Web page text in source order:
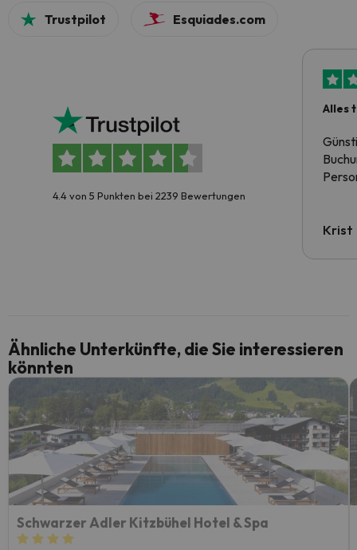
Trustpilot Esquiades.com
4.4 von 5 Punkten bei 2239 Bewertungen
Alles
Krist
Ähnliche Unterkünfte, die Sie interessieren
könnten
Schwarzer Adler Kitzbühel Hotel & Spa